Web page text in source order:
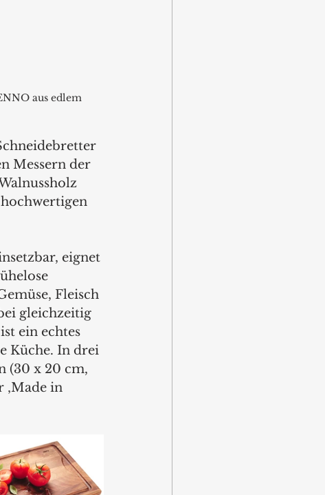
aus edlem
Messern der
eignet
Fleisch
gleichzeitig
ein echtes
Küche. In drei
(30 x 20 cm,
‚Made in